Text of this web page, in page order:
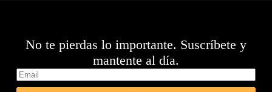
No te pierdas lo importante. Suscríbete y
mantente al día.